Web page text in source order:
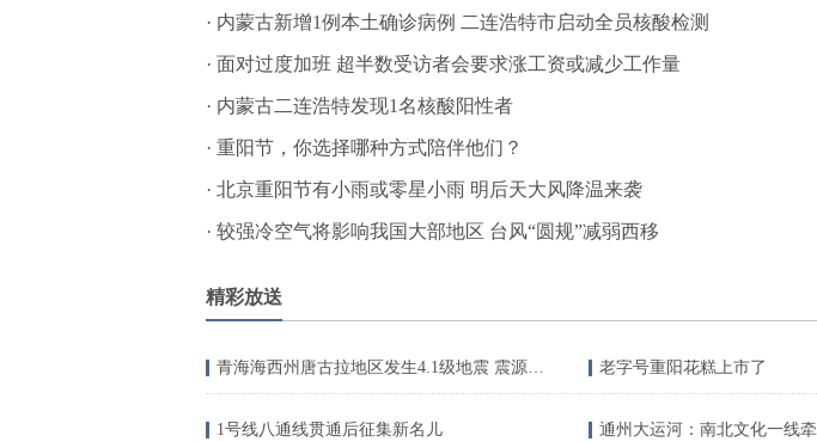
· 内蒙古新增1例本土确诊病例 二连浩特市启动全员核酸检测
· 面对过度加班 超半数受访者会要求涨工资或减少工作量
· 内蒙古二连浩特发现1名核酸阳性者
· 重阳节，你选择哪种方式陪伴他们？
· 北京重阳节有小雨或零星小雨 明后天大风降温来袭
· 较强冷空气将影响我国大部地区 台风“圆规”减弱西移
精彩放送
老字号重阳花糕上市了
1号线八通线贯通后征集新名儿 通州大运河：南北文化一线牵